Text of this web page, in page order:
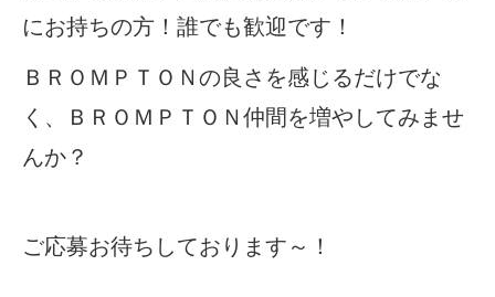
にお持ちの方！誰でも歓迎です！
ＢＲＯＭＰＴＯＮの良さを感じるだけでな
く、ＢＲＯＭＰＴＯＮ仲間を増やしてみませ
んか？
ご応募お待ちしております～！